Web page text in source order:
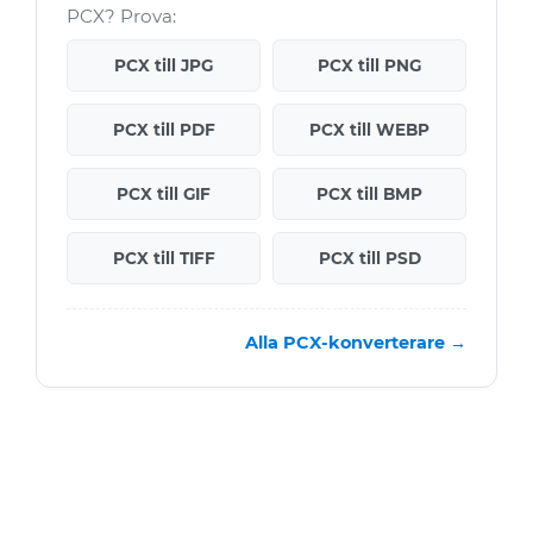
PCX? Prova:
PCX till JPG PCX till PNG
PCX till PDF PCX till WEBP
PCX till GIF PCX till BMP
PCX till TIFF PCX till PSD
Alla PCX-konverterare →